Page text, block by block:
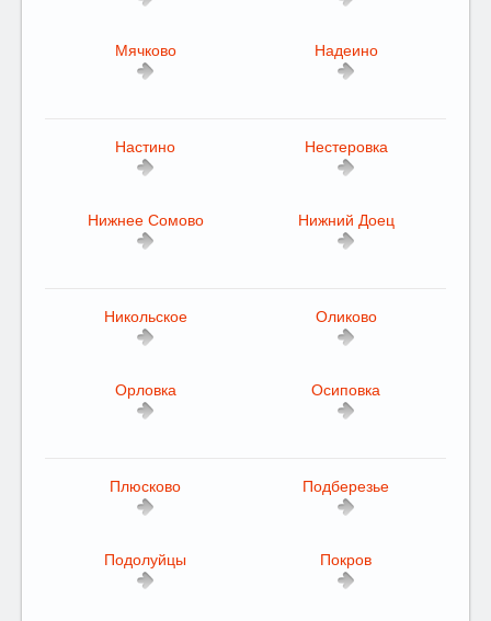
Мячково Надеино
Настино Нестеровка
Нижнее Сомово Нижний Доец
Никольское Оликово
Орловка Осиповка
Плюсково Подберезье
Подолуйцы Покров